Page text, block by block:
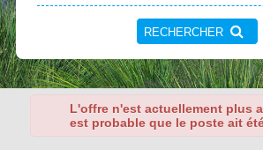
RECHERCHER
L'offre n'est actuellement plus
est probable que le poste ait